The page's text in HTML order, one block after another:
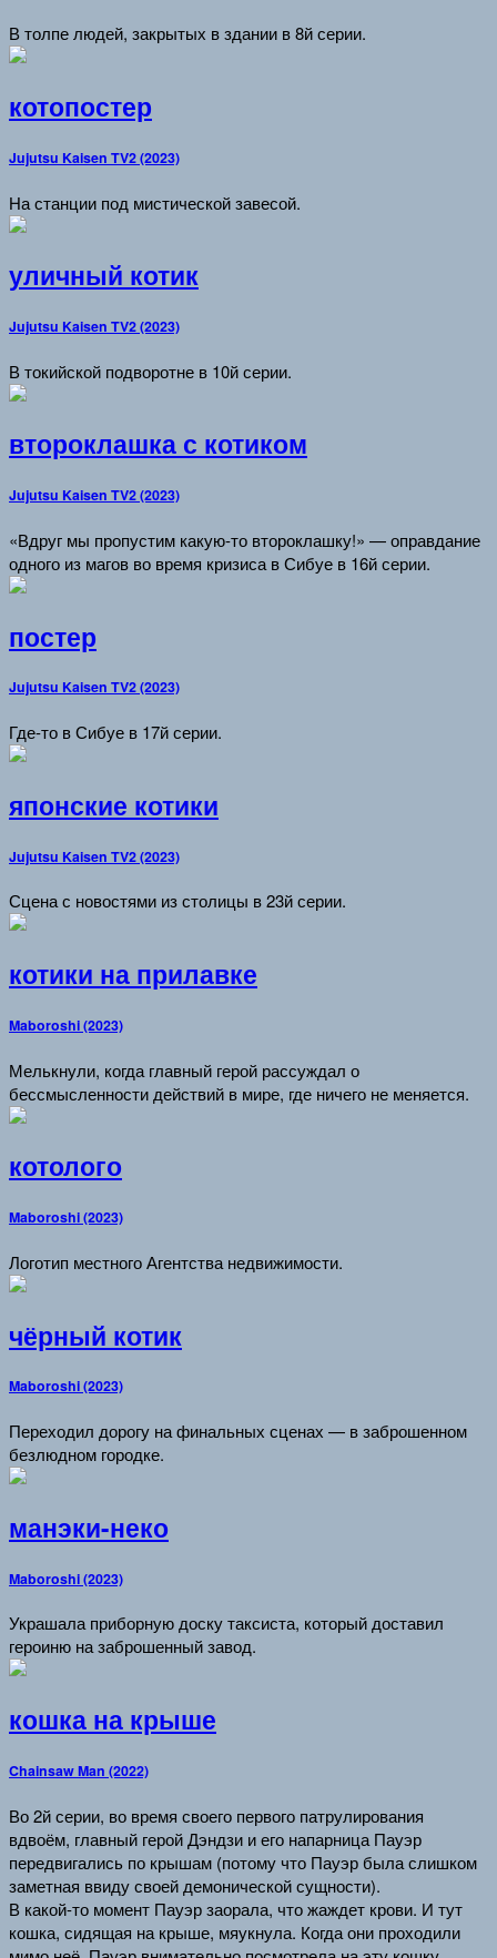
В толпе людей, закрытых в здании в 8й серии.
котопостер
Jujutsu Kaisen TV2 (2023)
На станции под мистической завесой.
уличный котик
Jujutsu Kaisen TV2 (2023)
В токийской подворотне в 10й серии.
второклашка с котиком
Jujutsu Kaisen TV2 (2023)
«Вдруг мы пропустим какую-то второклашку!» — оправдание
одного из магов во время кризиса в Сибуе в 16й серии.
постер
Jujutsu Kaisen TV2 (2023)
Где-то в Сибуе в 17й серии.
японские котики
Jujutsu Kaisen TV2 (2023)
Сцена с новостями из столицы в 23й серии.
котики на прилавке
Maboroshi (2023)
Мелькнули, когда главный герой рассуждал о
бессмысленности действий в мире, где ничего не меняется.
котолого
Maboroshi (2023)
Логотип местного Агентства недвижимости.
чёрный котик
Maboroshi (2023)
Переходил дорогу на финальных сценах — в заброшенном
безлюдном городке.
манэки-неко
Maboroshi (2023)
Украшала приборную доску таксиста, который доставил
героиню на заброшенный завод.
кошка на крыше
Chainsaw Man (2022)
Во 2й серии, во время своего первого патрулирования
вдвоём, главный герой Дэндзи и его напарница Пауэр
передвигались по крышам (потому что Пауэр была слишком
заметная ввиду своей демонической сущности).
В какой-то момент Пауэр заорала, что жаждет крови. И тут
кошка, сидящая на крыше, мяукнула. Когда они проходили